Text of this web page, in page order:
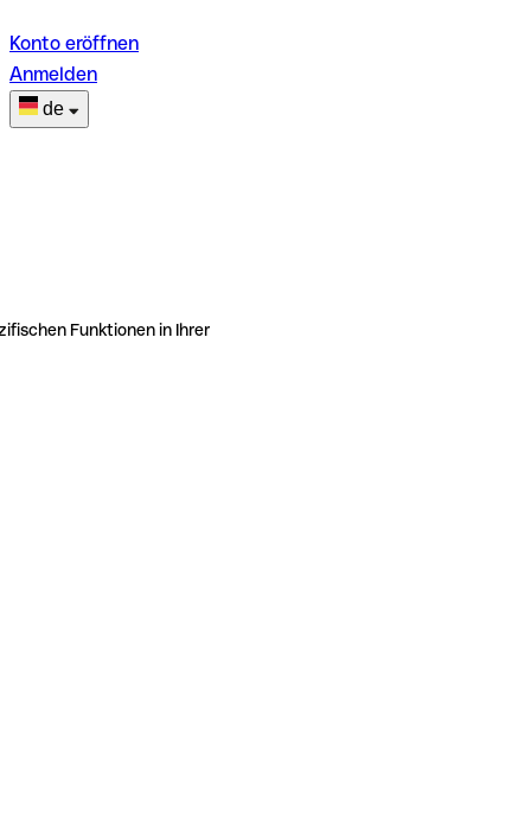
Konto eröffnen
Anmelden
de
Funktionen in Ihrer